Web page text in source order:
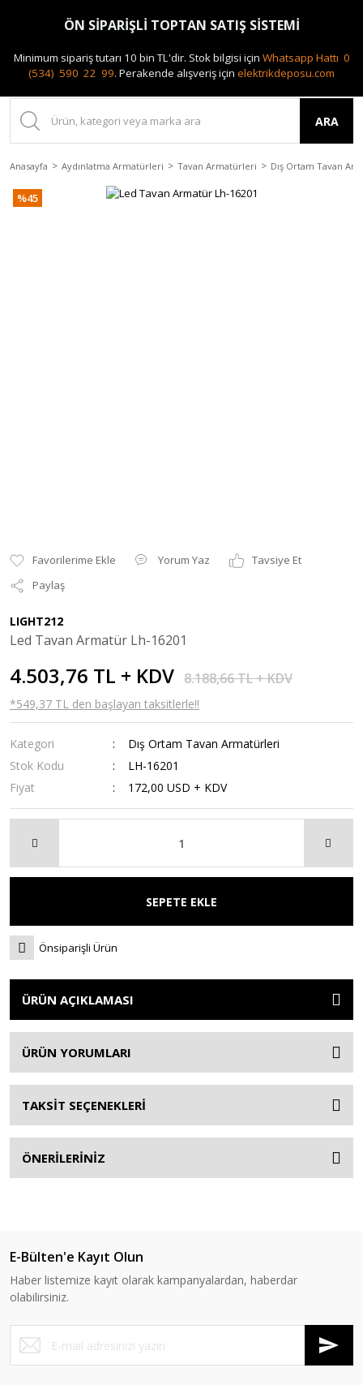
0(212) 240 87 88
ARA
Anasayfa Aydınlatma Armatürleri Tavan Armatürleri Dış Ortam Tavan
%45
Yorum Yaz
Tavsiye Et
Paylaş
LIGHT212
Led Tavan Armatür Lh-16201
4.503,76 TL + KDV 8.188,66 TL + KDV
*549,37 TL den başlayan taksitlerle!!
Kategori
Dış Ortam Tavan Armatürleri
Stok Kodu
LH-16201
Fiyat
172,00 USD + KDV
SEPETE EKLE
Önsiparişli Ürün
ÜRÜN AÇIKLAMASI
ÜRÜN YORUMLARI
TAKSİT SEÇENEKLERİ
ÖNERİLERİNİZ
E-Bülten'e Kayıt Olun
Haber listemize kayıt olarak kampanyalardan, haberdar
olabilirsiniz.
ÖN SİPARİŞLİ TOPTAN SATIŞ SİSTEMİ
Minimum sipariş tutarı 10 bin TL'dir. Stok bilgisi için Whatsapp Hattı 0
(534) 590 22 99. Perakende alışveriş için elektrikdeposu.com